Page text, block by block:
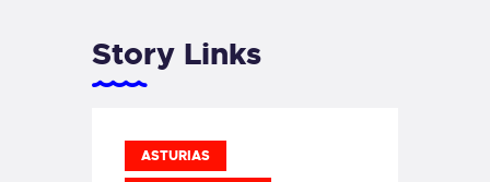
Story Links
ASTURIAS